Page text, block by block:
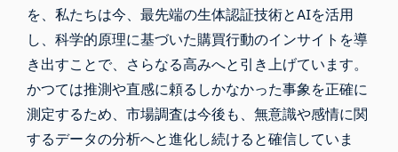
を、私たちは今、最先端の生体認証技術とAIを活用
し、科学的原理に基づいた購買行動のインサイトを導
き出すことで、さらなる高みへと引き上げています。
かつては推測や直感に頼るしかなかった事象を正確に
測定するため、市場調査は今後も、無意識や感情に関
するデータの分析へと進化し続けると確信していま